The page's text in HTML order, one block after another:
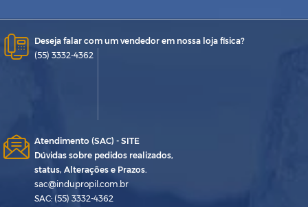
Deseja falar com um vendedor em nossa loja física?
(55) 3332-4362
Atendimento (SAC) - SITE
Dúvidas sobre pedidos realizados,
status, Alterações e Prazos.
sac@indupropil.com.br
SAC: (55) 3332-4362